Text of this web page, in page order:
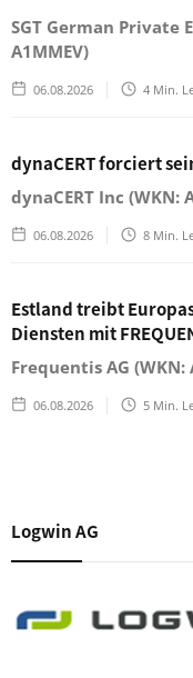
SGT German Private
A1MMEV)
06.08.2026 4 Min.
dynaCERT forciert
dynaCERT Inc (WKN:
06.08.2026 8 Min.
Estland treibt
Diensten mit
Frequentis AG (WKN:
06.08.2026 5 Min.
Logwin AG